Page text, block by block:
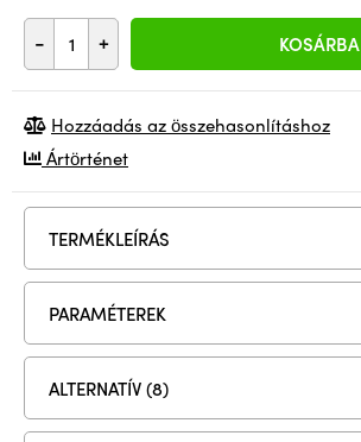
- + KOSÁRBA
Hozzáadás az összehasonlításhoz
Ártörténet
TERMÉKLEÍRÁS
PARAMÉTEREK
ALTERNATÍV (8)